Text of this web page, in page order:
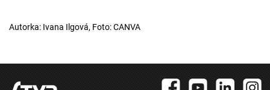
Autorka: Ivana Ilgová, Foto: CANVA